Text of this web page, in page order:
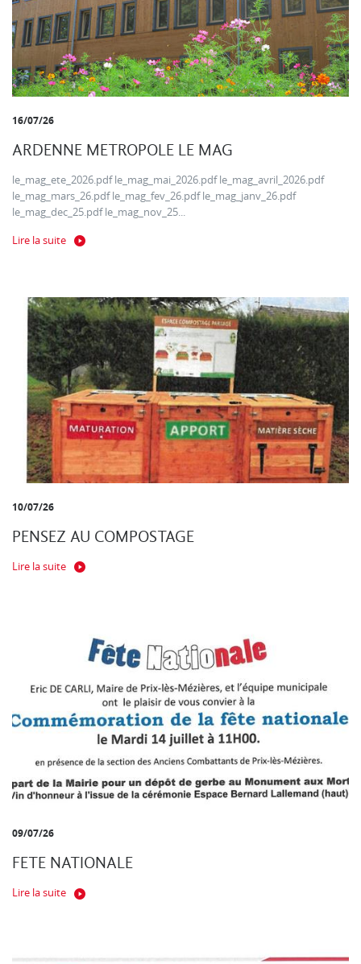
16/07/26
ARDENNE METROPOLE LE MAG
le_mag_ete_2026.pdf le_mag_mai_2026.pdf le_mag_avril_2026.pdf
le_mag_mars_26.pdf le_mag_fev_26.pdf le_mag_janv_26.pdf
le_mag_dec_25.pdf le_mag_nov_25...
Lire la suite
10/07/26
PENSEZ AU COMPOSTAGE
Lire la suite
09/07/26
FETE NATIONALE
Lire la suite